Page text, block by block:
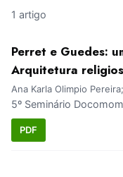
1 artigo
Perret e Guedes:
Arquitetura
Ana Karla Olimpio
5º Seminário
PDF